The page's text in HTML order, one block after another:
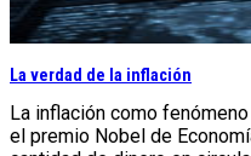
La verdad de la inflación
La inflación como
el premio Nobel de